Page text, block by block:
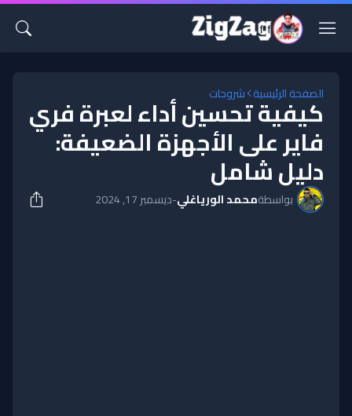
الصفحة الرئيسية شروحات
كيفية تحسين أداء لعبرة فري
فاير على الأجهزة الضعيفة:
دليل شامل
بواسطةمحمد الورياغلي-ديسمبر 17, 2024